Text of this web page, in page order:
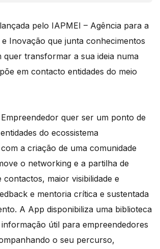
pelo IAPMEI – Agência para a
e Inovação que junta conhecimentos
quer transformar a sua ideia numa
em contacto entidades do meio
quer ser um ponto de
do ecossistema
a criação de uma comunidade
o networking e a partilha de
maior visibilidade e
e mentoria crítica e sustentada
A App disponibiliza uma biblioteca
útil para empreendedores
o seu percurso,